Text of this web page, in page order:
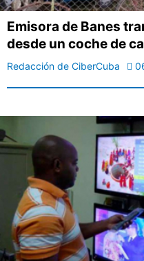
Emisora de Banes
desde un coche de
Redacción de CiberCuba